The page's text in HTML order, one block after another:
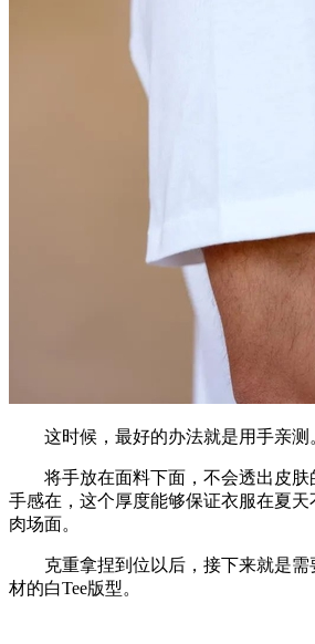
这时候，最好的办法就是用手亲测
将手放在面料下面，不会透出皮肤
手感在，这个厚度能够保证衣服在夏
肉场面。
克重拿捏到位以后，接下来就是需
材的白Tee版型。